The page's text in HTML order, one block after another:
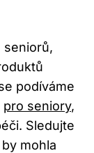
seniorů,
podíváme
pro seniory,
Sledujte
mohla